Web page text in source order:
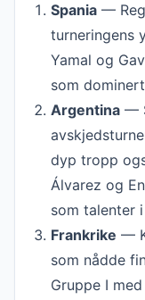
Spania —
turneringens
Yamal og
som
Argentina —
dyp tropp
Álvarez og
som talenter
Frankrike —
som nådde
Gruppe I